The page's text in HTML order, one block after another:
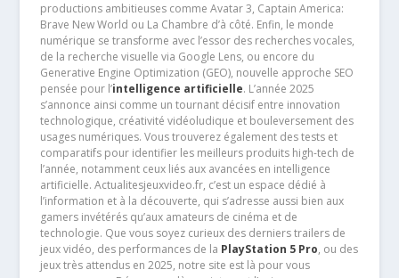
productions ambitieuses comme Avatar 3, Captain America:
Brave New World ou La Chambre d’à côté. Enfin, le monde
numérique se transforme avec l’essor des recherches vocales,
de la recherche visuelle via Google Lens, ou encore du
Generative Engine Optimization (GEO), nouvelle approche SEO
pensée pour l’intelligence artificielle. L’année 2025
s’annonce ainsi comme un tournant décisif entre innovation
technologique, créativité vidéoludique et bouleversement des
usages numériques. Vous trouverez également des tests et
comparatifs pour identifier les meilleurs produits high-tech de
l’année, notamment ceux liés aux avancées en intelligence
artificielle. Actualitesjeuxvideo.fr, c’est un espace dédié à
l’information et à la découverte, qui s’adresse aussi bien aux
gamers invétérés qu’aux amateurs de cinéma et de
technologie. Que vous soyez curieux des derniers trailers de
jeux vidéo, des performances de la PlayStation 5 Pro, ou des
jeux très attendus en 2025, notre site est là pour vous